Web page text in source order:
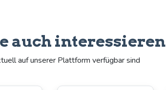
auch interessieren
auf unserer Plattform verfügbar sind